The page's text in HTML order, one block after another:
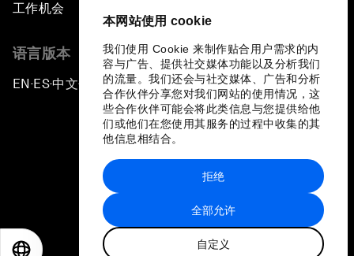
本网站使用 cookie
我们使用 Cookie 来制作贴合用户需求的内
容与广告、提供社交媒体功能以及分析我们
的流量。我们还会与社交媒体、广告和分析
合作伙伴分享您对我们网站的使用情况，这
些合作伙伴可能会将此类信息与您提供给他
们或他们在您使用其服务的过程中收集的其
他信息相结合。
全部允许
自定义
拒绝
工作机会
语言版本
EN ▪ ES▪中文▪ 日本語
站点地图
世界经济论坛